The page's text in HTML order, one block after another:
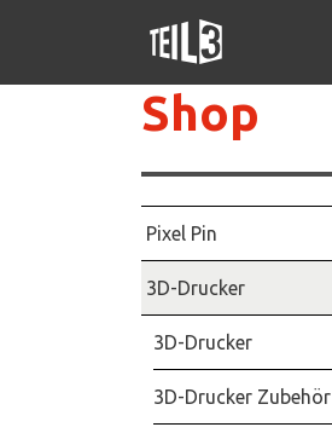
Shop
Pixel Pin
3D-Drucker
3D-Drucker
3D-Drucker Zubehör